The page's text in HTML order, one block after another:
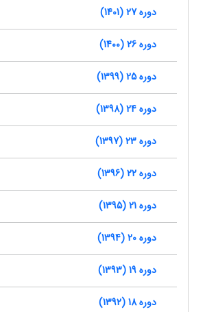
دوره 27 (1401)
دوره 26 (1400)
دوره 25 (1399)
دوره 24 (1398)
دوره 23 (1397)
دوره 22 (1396)
دوره 21 (1395)
دوره 20 (1394)
دوره 19 (1393)
دوره 18 (1392)